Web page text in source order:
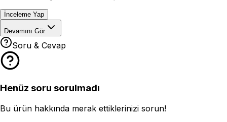
İnceleme Yap
Devamını Gör
Soru & Cevap
Henüz soru sorulmadı
Bu ürün hakkında merak ettiklerinizi sorun!